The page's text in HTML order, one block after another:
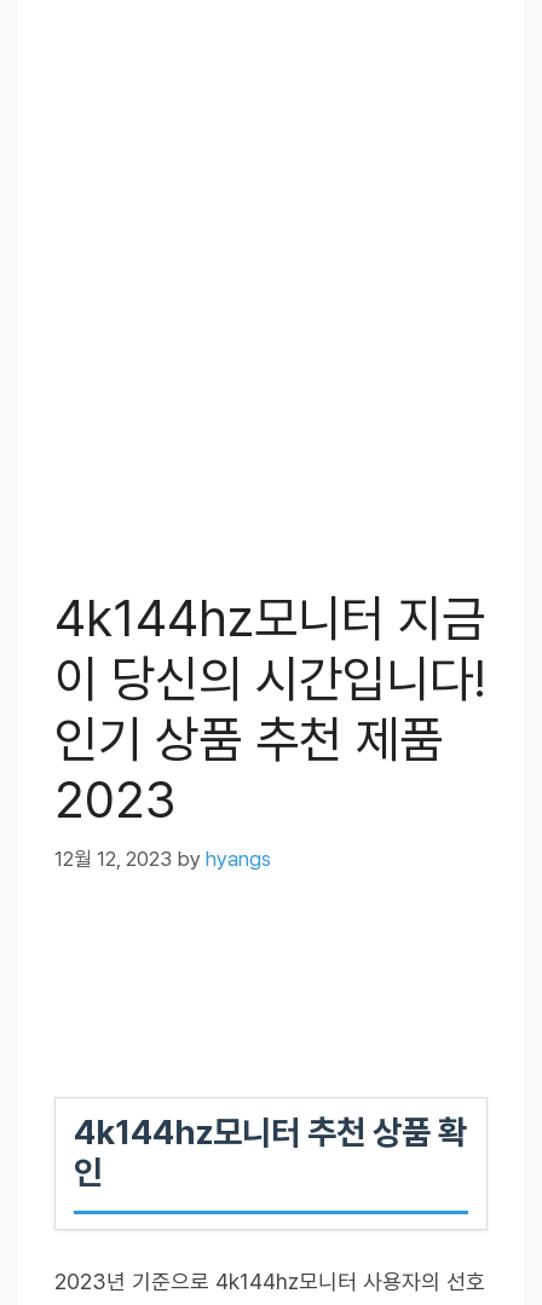
4k144hz모니터 지금
이 당신의 시간입니다!
인기 상품 추천 제품
2023
12월 12, 2023 by hyangs
4k144hz모니터 추천 상품 확
인
2023년 기준으로 4k144hz모니터 사용자의 선호